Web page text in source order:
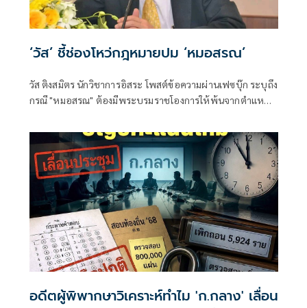
‘วัส’ ชี้ช่องโหว่กฎหมายปม ‘หมอสรณ’
วัส ติงสมิตร นักวิชาการอิสระ โพสต์ข้อความผ่านเฟซบุ๊ก ระบุถึง
กรณี "หมอสรณ" ต้องมีพระบรมราชโองการให้พ้นจากตำแหน่ง
อดีตผู้พิพากษาวิเคราะห์ทำไม 'ก.กลาง' เลื่อน